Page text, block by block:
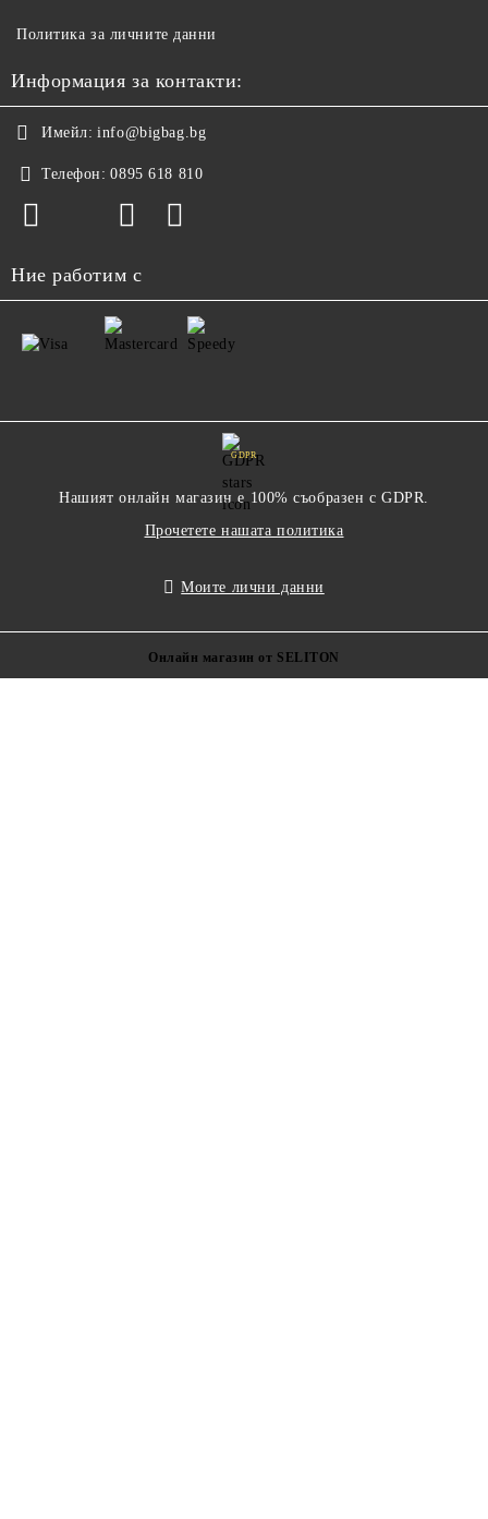
Политика за личните данни
Информация за контакти:
Имейл: info@bigbag.bg
Телефон: 0895 618 810
Ние работим с
GDPR
Нашият онлайн магазин е 100% съобразен с GDPR.
Прочетете нашата политика
Моите лични данни
Онлайн магазин от SELITON